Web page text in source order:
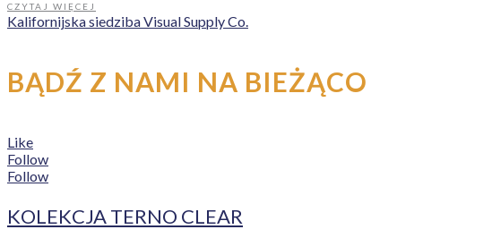
CZYTAJ WIĘCEJ
Kalifornijska siedziba Visual Supply Co.
BĄDŹ Z NAMI NA BIEŻĄCO
Like
Follow
Follow
KOLEKCJA TERNO CLEAR